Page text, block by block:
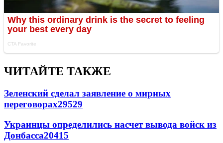
ЧИТАЙТЕ ТАКЖЕ
Зеленский сделал заявление о мирных
переговорах29529
Украинцы определились насчет вывода войск из
Донбасса20415